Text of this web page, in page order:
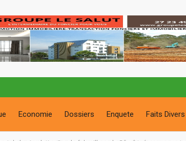
Economie Dossiers Enquete Faits Divers